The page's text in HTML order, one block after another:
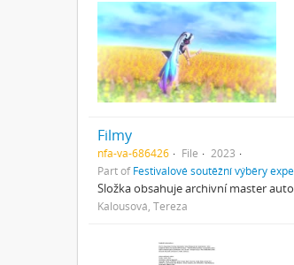
Filmy
nfa-va-686426 File
2023
Part ofFestivalové soutěžní výběry
Složka obsahuje archivní master
Kalousová, Tereza